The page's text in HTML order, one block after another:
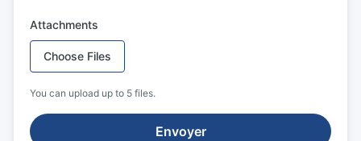
Attachments
Choose Files
You can upload up to 5 files.
Envoyer